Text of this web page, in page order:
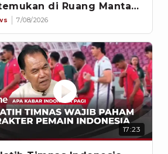
di Ruang Mantan
Yayasan
7/08/2026
17:23